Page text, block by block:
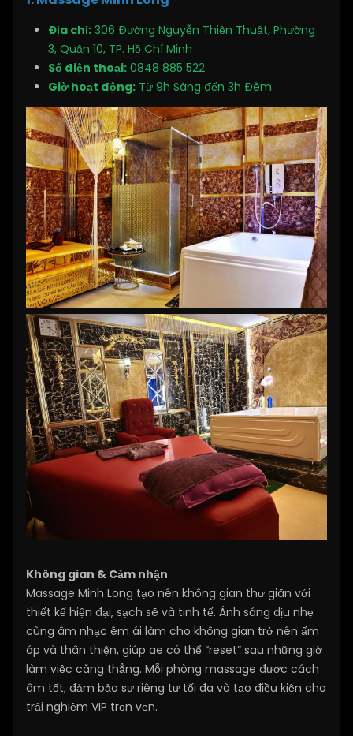
Địa chỉ: 306 Đường Nguyễn Thiện Thuật, Phường
3, Quận 10, TP. Hồ Chí Minh
Số điện thoại: 0848 885 522
Giờ hoạt động: Từ 9h Sáng đến 3h Đêm
Không gian & Cảm nhận
Massage Minh Long tạo nên không gian thư giãn với
thiết kế hiện đại, sạch sẽ và tinh tế. Ánh sáng dịu nhẹ
cùng âm nhạc êm ái làm cho không gian trở nên ấm
áp và thân thiện, giúp ae có thể “reset” sau những giờ
làm việc căng thẳng. Mỗi phòng massage được cách
âm tốt, đảm bảo sự riêng tư tối đa và tạo điều kiện cho
trải nghiệm VIP trọn vẹn.